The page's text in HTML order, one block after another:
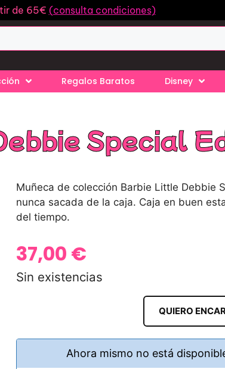
de 65€ (consulta condiciones)
Regalos Baratos Disney
Special
Muñeca de colección Barbie Little Debbie
nunca sacada de la caja. Caja en buen
del tiempo.
37,00 €
Sin existencias
QUIERO
Ahora mismo no está